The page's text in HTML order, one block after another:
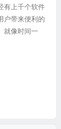
有上千个软件
户带来便利的
就像时间一
的呢？ 正好